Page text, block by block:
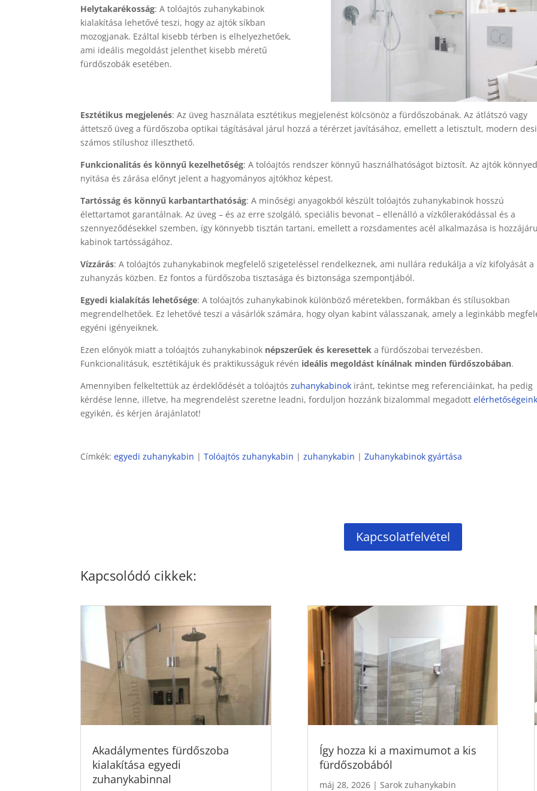
Helytakarékosság: A tolóajtós zuhanykabinok
kialakítása lehetővé teszi, hogy az ajtók síkban
mozogjanak. Ezáltal kisebb térben is elhelyezhetőek,
ami ideális megoldást jelenthet kisebb méretű
fürdőszobák esetében.
Esztétikus megjelenés: Az üveg használata esztétikus megjelenést kölcsönöz a fürdőszobának. Az átlátszó vagy
áttetsző üveg a fürdőszoba optikai tágításával járul hozzá a térérzet javításához, emellett a letisztult, modern
számos stílushoz illeszthető.
Funkcionalitás és könnyű kezelhetőség: A tolóajtós rendszer könnyű használhatóságot biztosít. Az ajtók könnyed
nyitása és zárása előnyt jelent a hagyományos ajtókhoz képest.
Tartósság és könnyű karbantarthatóság: A minőségi anyagokból készült tolóajtós zuhanykabinok hosszú
élettartamot garantálnak. Az üveg – és az erre szolgáló, speciális bevonat – ellenálló a vízkőlerakódással és a
szennyeződésekkel szemben, így könnyebb tisztán tartani, emellett a rozsdamentes acél alkalmazása is
kabinok tartósságához.
Vízzárás: A tolóajtós zuhanykabinok megfelelő szigeteléssel rendelkeznek, ami nullára redukálja a víz kifolyását a
zuhanyzás közben. Ez fontos a fürdőszoba tisztasága és biztonsága szempontjából.
Egyedi kialakítás lehetősége: A tolóajtós zuhanykabinok különböző méretekben, formákban és stílusokban
megrendelhetőek. Ez lehetővé teszi a vásárlók számára, hogy olyan kabint válasszanak, amely a leginkább
egyéni igényeiknek.
Ezen előnyök miatt a tolóajtós zuhanykabinok népszerűek és keresetteka fürdőszobai tervezésben.
Funkcionalitásuk, esztétikájuk és praktikusságuk révén ideális megoldást kínálnak minden fürdőszobában.
Amennyiben felkeltettük az érdeklődését a tolóajtószuhanykabinok iránt, tekintse meg referenciáinkat, ha pedig
kérdése lenne, illetve, ha megrendelést szeretne leadni, forduljon hozzánk bizalommal megadottelérhetőségeink
egyikén, és kérjen árajánlatot!
Címkék:egyedi zuhanykabin |Tolóajtós zuhanykabin |zuhanykabin |Zuhanykabinok gyártása
Kapcsolatfelvétel
Kapcsolódó cikkek:
Akadálymentes fürdőszoba
kialakítása egyedi
zuhanykabinnal
Így hozza ki a maximumot a kis
fürdőszobából
máj 28, 2026| Sarok zuhanykabin